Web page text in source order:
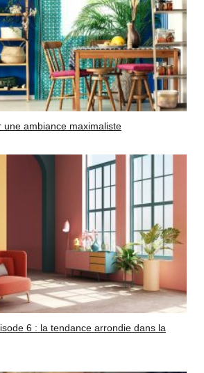
une ambiance maximaliste
6 : la tendance arrondie dans la